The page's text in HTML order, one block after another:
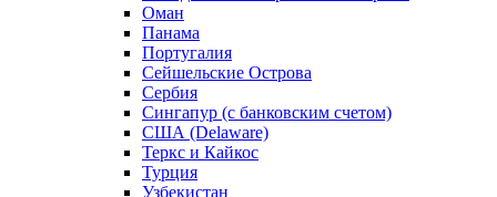
Оман
Панама
Португалия
Сейшельские Острова
Сербия
Сингапур (c банковским счетом)
США (Delaware)
Теркс и Кайкос
Турция
Узбекистан